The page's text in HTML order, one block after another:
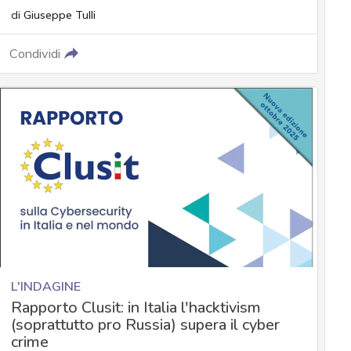
di Giuseppe Tulli
Condividi
L'INDAGINE
Rapporto Clusit: in Italia l'hacktivism
(soprattutto pro Russia) supera il cyber
crime